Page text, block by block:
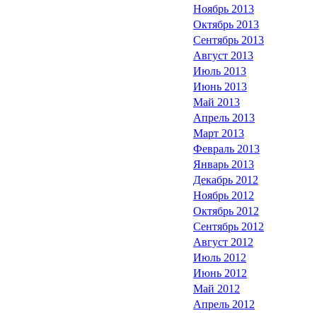
Ноябрь 2013
Октябрь 2013
Сентябрь 2013
Август 2013
Июль 2013
Июнь 2013
Май 2013
Апрель 2013
Март 2013
Февраль 2013
Январь 2013
Декабрь 2012
Ноябрь 2012
Октябрь 2012
Сентябрь 2012
Август 2012
Июль 2012
Июнь 2012
Май 2012
Апрель 2012